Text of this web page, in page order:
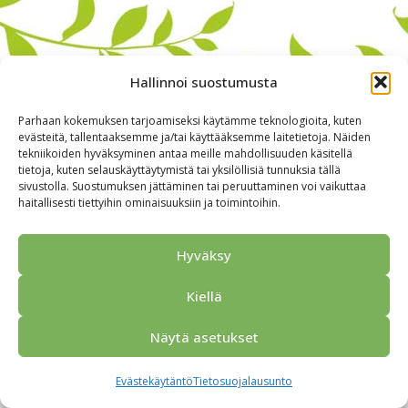
Hallinnoi suostumusta
Parhaan kokemuksen tarjoamiseksi käytämme teknologioita, kuten
evästeitä, tallentaaksemme ja/tai käyttääksemme laitetietoja. Näiden
tekniikoiden hyväksyminen antaa meille mahdollisuuden käsitellä
tietoja, kuten selauskäyttäytymistä tai yksilöllisiä tunnuksia tällä
sivustolla. Suostumuksen jättäminen tai peruuttaminen voi vaikuttaa
haitallisesti tiettyihin ominaisuuksiin ja toimintoihin.
Hyväksy
Kiellä
Näytä asetukset
EvästekäytäntöTietosuojalausunto
Alkuun Ryhmille Kokous & Ohjelmat
Yhteistyökumppanit
Tarjouspyyntö
Anna palautetta
Tietosuojaseloste
© 2026 Porvoo Tours - matkanjärjestäjä / FPW